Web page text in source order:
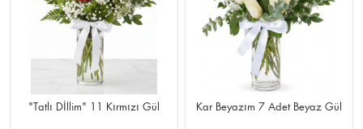
"Tatlı Dİllim" 11 Kırmızı Gül Kar Beyazım 7 Adet Beyaz Gül